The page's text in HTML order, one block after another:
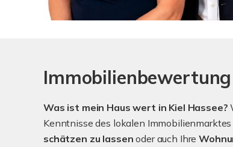
Was ist mein Haus wert in Kiel Hassee?
Kenntnisse des lokalen
schätzen zu lassen oder auch Ihre